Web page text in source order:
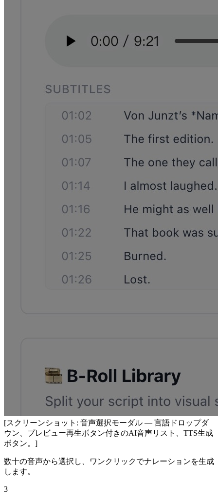
[スクリーンショット: 音声選択モーダル — 言語ドロップダ
ウン、プレビュー再生ボタン付きのAI音声リスト、TTS生成
ボタン。]
数十の音声から選択し、ワンクリックでナレーションを生成
します。
3